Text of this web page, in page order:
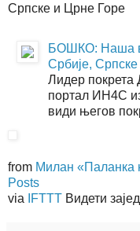
Српске и Црне Горе
БОШКО: Наша
Србије,
Лидер покрета
портал ИН4С
види његов
from Милан «Паланка
Posts
via
IFTTT Видети